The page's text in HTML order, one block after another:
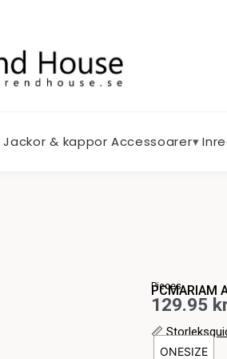
Jackor & kappor Accessoarer▾
Pieces
PCMARIAM
129.95
📏
ONESIZE
PCMARIAM